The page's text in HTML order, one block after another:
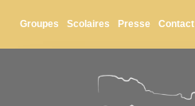
Groupes Scolaires Presse Contact